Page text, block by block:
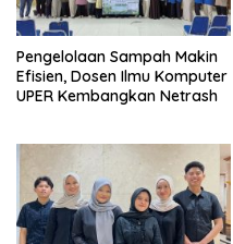
Pengelolaan Sampah Makin
Efisien, Dosen Ilmu Komputer
UPER Kembangkan Netrash